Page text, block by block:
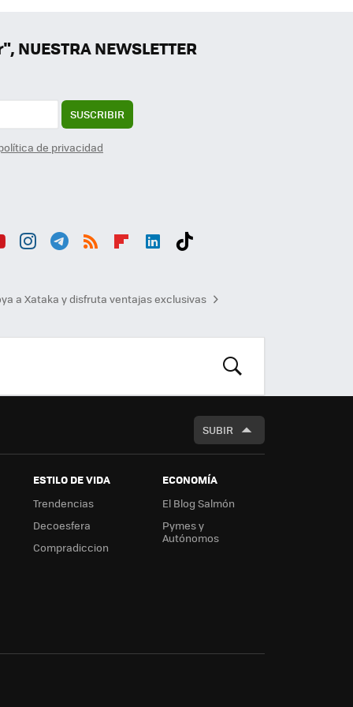
NEWSLETTER
SUSCRIBIR
de privacidad
a Xataka y disfruta ventajas exclusivas
BUSCAR
SUBIR
ESTILO DE VIDA
Trendencias
Decoesfera
Compradiccion
ECONOMÍA
El Blog Salmón
Pymes y
Autónomos